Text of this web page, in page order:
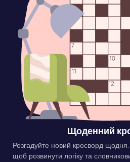
Щоденний
Розгадуйте новий кросворд щодня.
щоб розвинути логіку та